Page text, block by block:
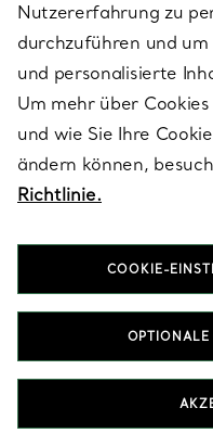
einem Tiffany® Setting in
Handwerkskunst einen
Stone by Tiffany
markanten
ausstrahlen.
Kann ich meinen
meinem
Welche Metalle
Eheringe für Damen?
Soll ich einen
reinen Metallring
Nutzererfahrung zu
durchzuführen und
und personalisierte
Um mehr über
und wie Sie Ihre
ändern können,
Richtlinie.
COOKIE-
OPTIONALE